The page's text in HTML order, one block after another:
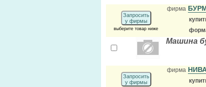
Запросить
у фирмы
выберите товар ниже
фирма
Машина
Запросить
у фирмы
фирма